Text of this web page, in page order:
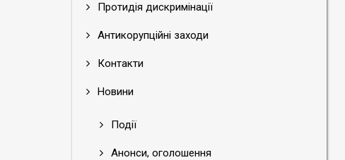
Протидія дискримінації
Антикорупційні заходи
Контакти
Новини
Події
Анонси, оголошення